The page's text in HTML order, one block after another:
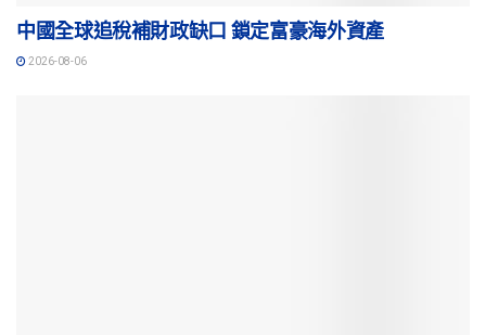
中國全球追稅補財政缺口 鎖定富豪海外資產
2026-08-06